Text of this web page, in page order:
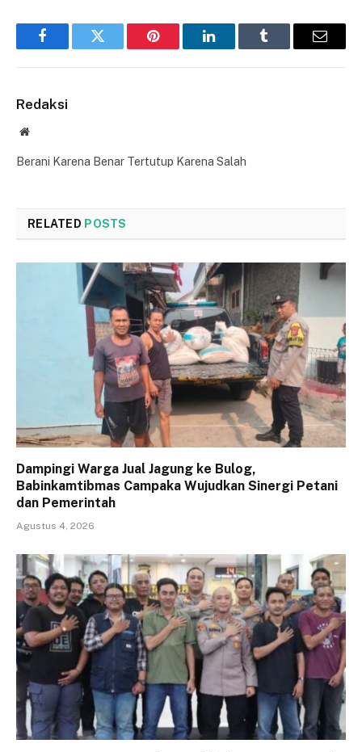
FacebookTwitter Pinterest LinkedInTumblr Email
Redaksi
Website
Berani Karena Benar Tertutup Karena Salah
RELATED POSTS
Dampingi Warga Jual Jagung ke Bulog,
Babinkamtibmas Campaka Wujudkan Sinergi Petani
dan Pemerintah
Agustus 4, 2026